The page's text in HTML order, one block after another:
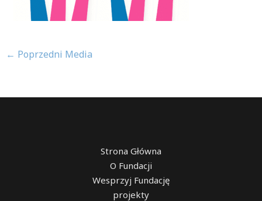
← Poprzedni Media
Strona Główna
O Fundacji
Wesprzyj Fundację
projekty